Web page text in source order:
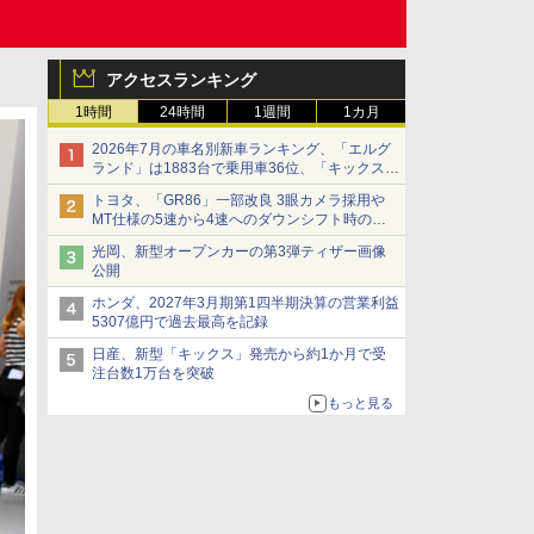
アクセスランキング
1時間 24時間 1週間 1カ月
2026年7月の車名別新車ランキング、「エルグ
ランド」は1883台で乗用車36位、「キックス」
は2591台で27位に
トヨタ、「GR86」一部改良 3眼カメラ採用や
MT仕様の5速から4速へのダウンシフト時の操
作性向上など
光岡、新型オープンカーの第3弾ティザー画像
公開
ホンダ、2027年3月期第1四半期決算の営業利益
5307億円で過去最高を記録
日産、新型「キックス」発売から約1か月で受
注台数1万台を突破
もっと見る